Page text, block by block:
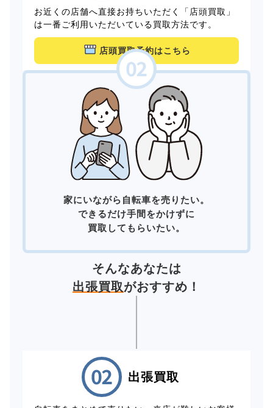
お近くの店舗へ直接お持ちいただく「店頭買取」
は一番ご利用いただいている買取方法です。
店頭買取予約はこちら
家にいながら自転車を売りたい。
できるだけ手間をかけずに
買取してもらいたい。
そんなあなたは
出張買取がおすすめ！
出張買取